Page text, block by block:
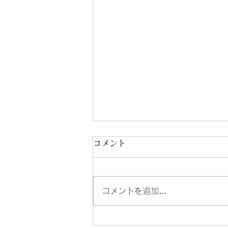
男性棟へのお問い合わせにつ
コメント
コメントを追加…